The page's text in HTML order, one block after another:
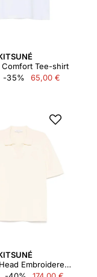
Comfort Tee-shirt
-35% 65,00 €
Bold Fox Head Embroidered Knitted Polo